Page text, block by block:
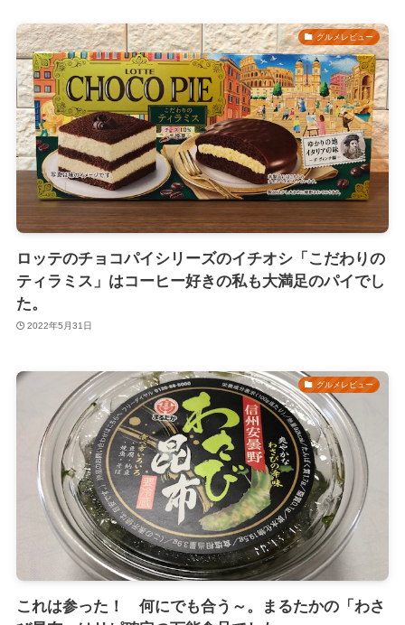
グルメレビュー
ロッテのチョコパイシリーズのイチオシ「こだわりの
ティラミス」はコーヒー好きの私も大満足のパイでし
た。
2022年5月31日
グルメレビュー
これは参った！ 何にでも合う～。まるたかの「わさ